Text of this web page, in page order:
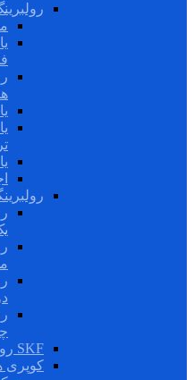
SKF رولبرینگ
کوپری